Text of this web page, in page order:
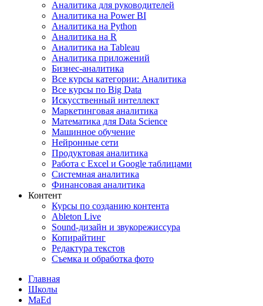
Аналитика для руководителей
Аналитика на Power BI
Аналитика на Python
Аналитика на R
Аналитика на Tableau
Аналитика приложений
Бизнес-аналитика
Все курсы категории: Аналитика
Все курсы по Big Data
Искусственный интеллект
Маркетинговая аналитика
Математика для Data Science
Машинное обучение
Нейронные сети
Продуктовая аналитика
Работа с Excel и Google таблицами
Системная аналитика
Финансовая аналитика
Контент
Курсы по созданию контента
Ableton Live
Sound-дизайн и звукорежиссура
Копирайтинг
Редактура текстов
Съемка и обработка фото
Главная
Школы
MaEd